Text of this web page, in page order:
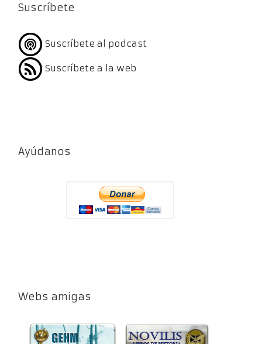
Suscríbete
Suscríbete al podcast
Suscríbete a la web
Ayúdanos
Webs amigas